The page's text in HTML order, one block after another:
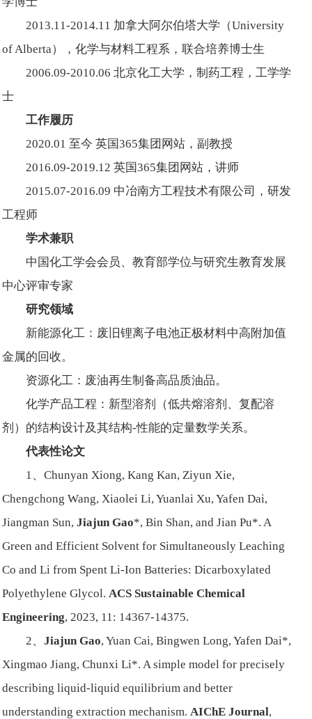
2013.11-2014.11 加拿大阿尔伯塔大学（University
of Alberta），化学与材料工程系，联合培养博士生
2006.09-2010.06 北京化工大学，制药工程，工学学
士
工作履历
2020.01 至今 英国365集团网站，副教授
2016.09-2019.12 英国365集团网站，讲师
2015.07-2016.09 中冶南方工程技术有限公司，研发
工程师
学术兼职
中国化工学会会员、教育部学位与研究生教育发展
中心评审专家
研究领域
新能源化工：废旧锂离子电池正极材料中高附加值
金属的回收。
资源化工：废油再生制备高品质油品。
化学产品工程：新型溶剂（低共熔溶剂、复配溶
剂）的结构设计及其结构-性能的定量数学关系。
代表性论文
1、Chunyan Xiong, Kang Kan, Ziyun Xie,
Chengchong Wang, Xiaolei Li, Yuanlai Xu, Yafen Dai,
Jiangman Sun,Jiajun Gao*, Bin Shan, and Jian Pu*. A
Green and Efficient Solvent for Simultaneously Leaching
Co and Li from Spent Li-Ion Batteries: Dicarboxylated
Polyethylene Glycol. ACS Sustainable Chemical
Engineering, 2023, 11: 14367-14375.
2、Jiajun Gao, Yuan Cai, Bingwen Long, Yafen Dai*,
Xingmao Jiang, Chunxi Li*. A simple model for precisely
describing liquid-liquid equilibrium and better
understanding extraction mechanism. AIChE Journal,